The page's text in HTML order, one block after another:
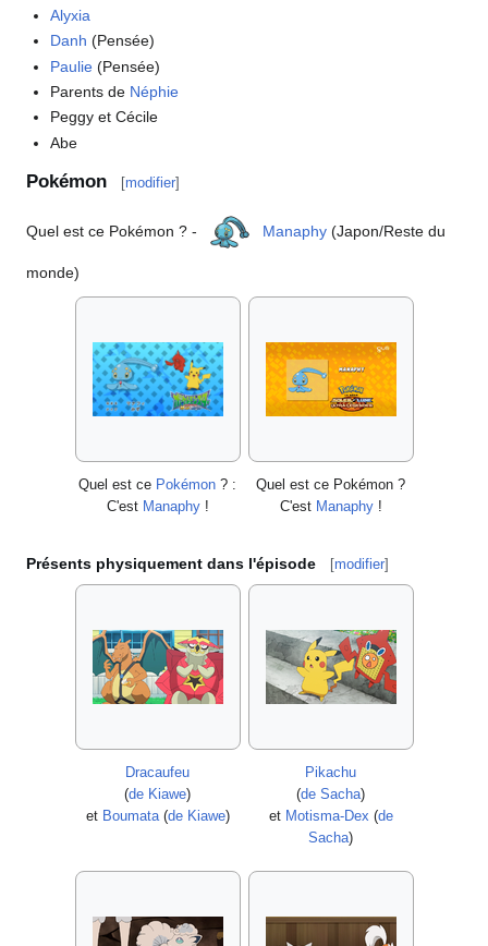
Alyxia
Danh (Pensée)
Paulie (Pensée)
Parents de Néphie
Peggy et Cécile
Abe
Pokémon [modifier]
Quel est ce Pokémon ? - Manaphy (Japon/Reste du
monde)
Quel est ce Pokémon ? :
C'est Manaphy !
Quel est ce Pokémon ?
C'est Manaphy !
Présents physiquement dans l'épisode [modifier]
Dracaufeu
(de Kiawe)
et Boumata(de Kiawe)
Pikachu
(de Sacha)
et Motisma-Dex (de
Sacha)